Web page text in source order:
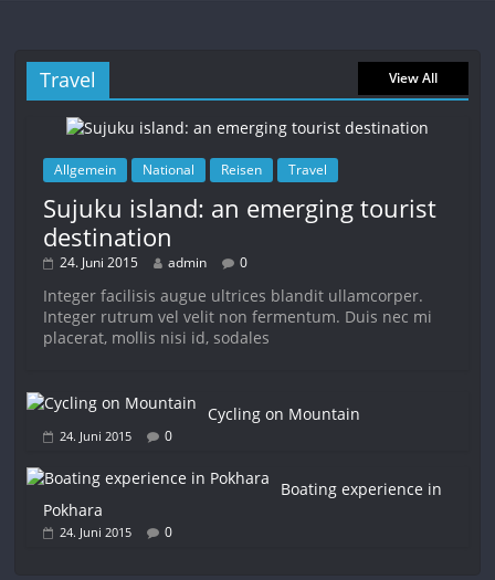
Travel View All
Allgemein National Reisen Travel
Sujuku island: an emerging tourist
destination
24. Juni 2015 admin 0
Integer facilisis augue ultrices blandit ullamcorper.
Integer rutrum vel velit non fermentum. Duis nec mi
placerat, mollis nisi id, sodales
Cycling on Mountain
24. Juni 2015 0
Boating experience in
Pokhara
24. Juni 2015 0